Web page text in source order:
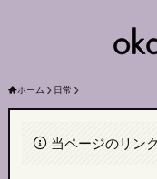
ホーム 日常
当ページのリン